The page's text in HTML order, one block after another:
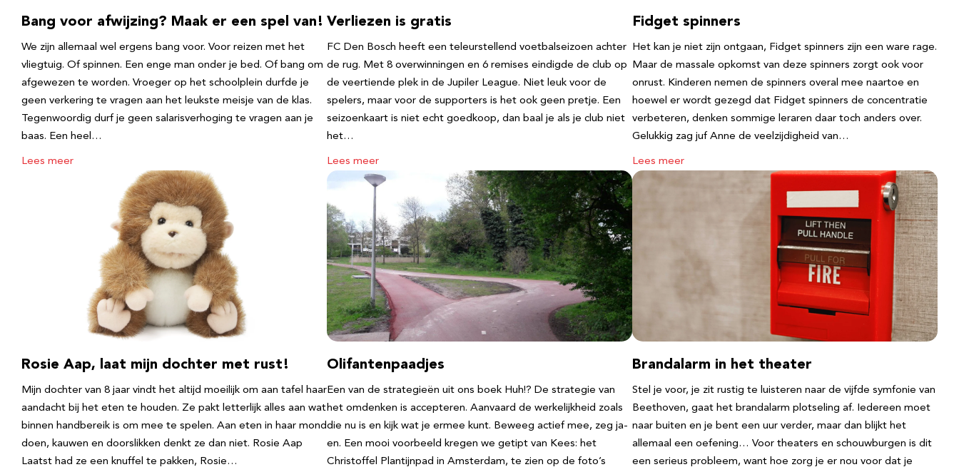
Bang voor afwijzing? Maak er een spel van!
We zijn allemaal wel ergens bang voor. Voor reizen met het
vliegtuig. Of spinnen. Een enge man onder je bed. Of bang om
afgewezen te worden. Vroeger op het schoolplein durfde je
geen verkering te vragen aan het leukste meisje van de klas.
Tegenwoordig durf je geen salarisverhoging te vragen aan je
baas. Een heel…
Lees meer
Verliezen is gratis
FC Den Bosch heeft een teleurstellend voetbalseizoen achter
de rug. Met 8 overwinningen en 6 remises eindigde de club op
de veertiende plek in de Jupiler League. Niet leuk voor de
spelers, maar voor de supporters is het ook geen pretje. Een
seizoenkaart is niet echt goedkoop, dan baal je als je club niet
het…
Lees meer
Fidget spinners
Het kan je niet zijn ontgaan, Fidget spinners zijn een ware rage.
Maar de massale opkomst van deze spinners zorgt ook voor
onrust. Kinderen nemen de spinners overal mee naartoe en
hoewel er wordt gezegd dat Fidget spinners de concentratie
verbeteren, denken sommige leraren daar toch anders over.
Gelukkig zag juf Anne de veelzijdigheid van…
Lees meer
Rosie Aap, laat mijn dochter met rust!
Mijn dochter van 8 jaar vindt het altijd moeilijk om aan tafel haar
aandacht bij het eten te houden. Ze pakt letterlijk alles aan wat
binnen handbereik is om mee te spelen. Aan eten in haar mond
doen, kauwen en doorslikken denkt ze dan niet. Rosie Aap
Laatst had ze een knuffel te pakken, Rosie…
Olifantenpaadjes
Een van de strategieën uit ons boek Huh!? De strategie van
het omdenken is accepteren. Aanvaard de werkelijkheid zoals
die nu is en kijk wat je ermee kunt. Beweeg actief mee, zeg ja-
en. Een mooi voorbeeld kregen we getipt van Kees: het
Christoffel Plantijnpad in Amsterdam, te zien op de foto’s
Brandalarm in het theater
Stel je voor, je zit rustig te luisteren naar de vijfde symfonie van
Beethoven, gaat het brandalarm plotseling af. Iedereen moet
naar buiten en je bent een uur verder, maar dan blijkt het
allemaal een oefening… Voor theaters en schouwburgen is dit
een serieus probleem, want hoe zorg je er nou voor dat je